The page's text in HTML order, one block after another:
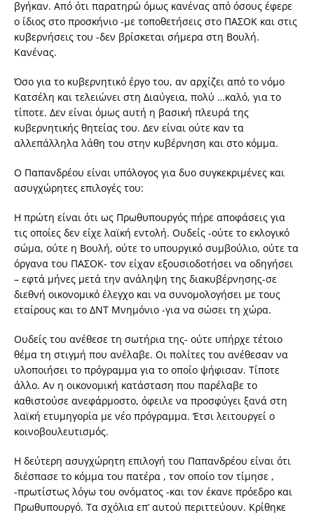
βγήκαν. Από ότι παρατηρώ όμως κανένας από όσους έφερε
ο ίδιος στο προσκήνιο -με τοποθετήσεις στο ΠΑΣΟΚ και στις
κυβερνήσεις του -δεν βρίσκεται σήμερα στη Βουλή.
Κανένας.
Όσο για το κυβερνητικό έργο του, αν αρχίζει από το νόμο
Κατσέλη και τελειώνει στη Διαύγεια, πολύ …καλό, για το
τίποτε. Δεν είναι όμως αυτή η βασική πλευρά της
κυβερνητικής θητείας του. Δεν είναι ούτε καν τα
αλλεπάλληλα λάθη του στην κυβέρνηση και στο κόμμα.
Ο Παπανδρέου είναι υπόλογος για δυο συγκεκριμένες και
ασυγχώρητες επιλογές του:
Η πρώτη είναι ότι ως Πρωθυπουργός πήρε αποφάσεις για
τις οποίες δεν είχε λαϊκή εντολή. Ουδείς -ούτε το εκλογικό
σώμα, ούτε η Βουλή, ούτε το υπουργικό συμβούλιο, ούτε τα
όργανα του ΠΑΣΟΚ- τον είχαν εξουσιοδοτήσει να οδηγήσει
– εφτά μήνες μετά την ανάληψη της διακυβέρνησης-σε
διεθνή οικονομικό έλεγχο και να συνομολογήσει με τους
εταίρους και το ΔΝΤ Μνημόνιο -για να σώσει τη χώρα.
Ουδείς του ανέθεσε τη σωτήρια της- ούτε υπήρχε τέτοιο
θέμα τη στιγμή που ανέλαβε. Οι πολίτες του ανέθεσαν να
υλοποιήσει το πρόγραμμα για το οποίο ψήφισαν. Τίποτε
άλλο. Αν η οικονομική κατάσταση που παρέλαβε το
καθιστούσε ανεφάρμοστο, όφειλε να προσφύγει ξανά στη
λαϊκή ετυμηγορία με νέο πρόγραμμα. Έτσι λειτουργεί ο
κοινοβουλευτισμός.
Η δεύτερη ασυγχώρητη επιλογή του Παπανδρέου είναι ότι
διέσπασε το κόμμα του πατέρα , τον οποίο τον τίμησε ,
-πρωτίστως λόγω του ονόματος -και τον έκανε πρόεδρο και
Πρωθυπουργό. Τα σχόλια επ’ αυτού περιττεύουν. Κρίθηκε